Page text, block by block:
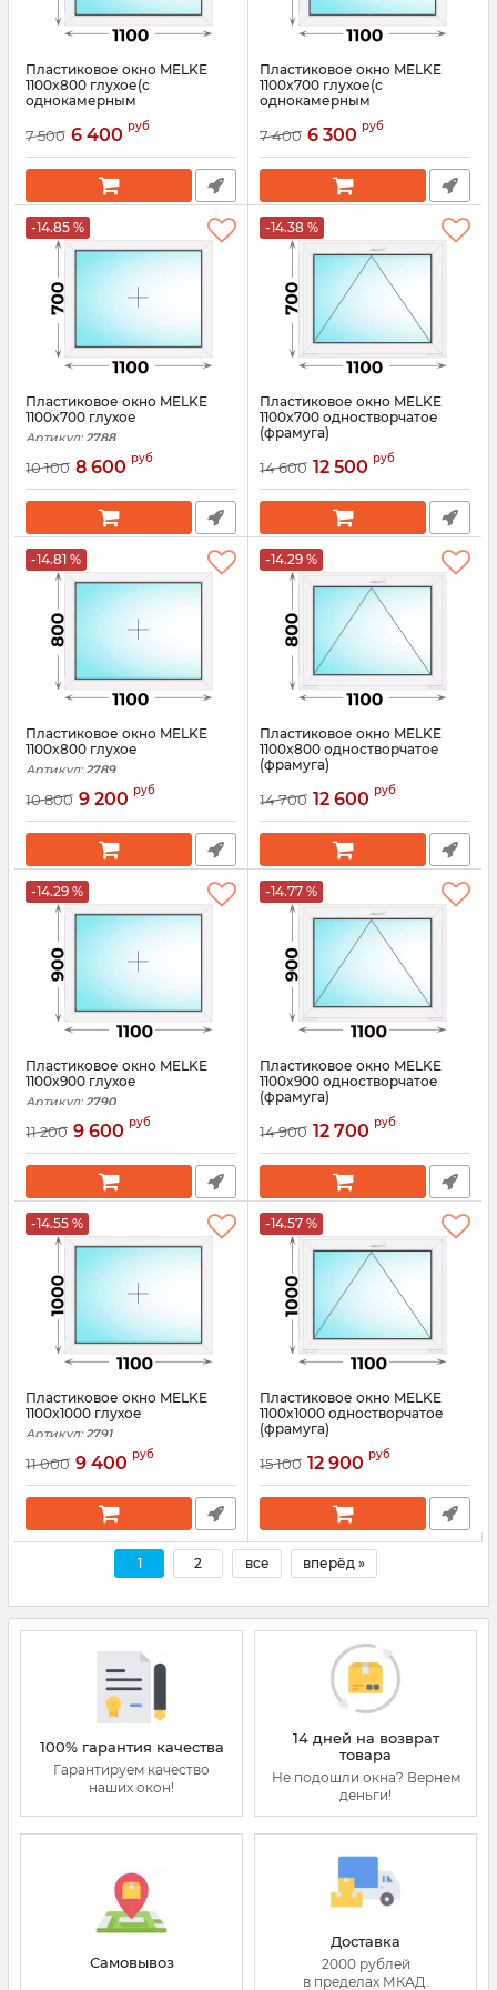
Пластиковое окно MELKE
1100x800 глухое(с
однокамерным
Артикул: 3569
7 500 6 400 руб
Пластиковое окно MELKE
1100x700 глухое(с
однокамерным
Артикул: 3568
7 400 6 300 руб
-14.85 %
Пластиковое окно MELKE
1100x700 глухое
Артикул: 2788
10 100 8 600 руб
-14.38 %
Пластиковое окно MELKE
1100x700 одностворчатое
(фрамуга)
14 600 12 500 руб
-14.81 %
Пластиковое окно MELKE
1100x800 глухое
Артикул: 2789
10 800 9 200 руб
-14.29 %
Пластиковое окно MELKE
1100x800 одностворчатое
(фрамуга)
14 700 12 600 руб
-14.29 %
Пластиковое окно MELKE
1100x900 глухое
Артикул: 2790
11 200 9 600 руб
-14.77 %
Пластиковое окно MELKE
1100x900 одностворчатое
(фрамуга)
14 900 12 700 руб
-14.55 %
Пластиковое окно MELKE
1100x1000 глухое
Артикул: 2791
11 000 9 400 руб
-14.57 %
Пластиковое окно MELKE
1100x1000 одностворчатое
(фрамуга)
15 100 12 900 руб
1 2 все вперёд »
100% гарантия качества
Гарантируем качество
наших окон!
14 дней на возврат
товара
Не подошли окна? Вернем
деньги!
Самовывоз
Доставка
2000 рублей
в пределах МКАД.